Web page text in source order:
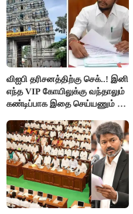
விஐபி தரிசனத்திற்கு செக்..! இனி
எந்த VIP கோயிலுக்கு வந்தாலும்
கண்டிப்பாக இதை செய்யணும் -